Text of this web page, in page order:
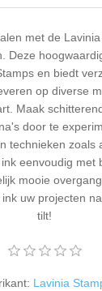
met de
Deze
en biedt
op diverse
Maak
door te
technieken zoals
eenvoudig met
mooie
uw projecten
tilt!
Lavinia